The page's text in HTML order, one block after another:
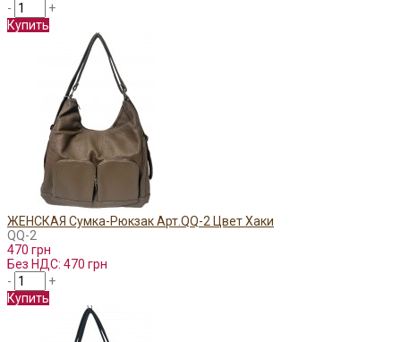
-
+
Купить
ЖЕНСКАЯ Сумка-Рюкзак Арт.QQ-2 Цвет Хаки
QQ-2
470 грн
Без НДС: 470 грн
-
+
Купить